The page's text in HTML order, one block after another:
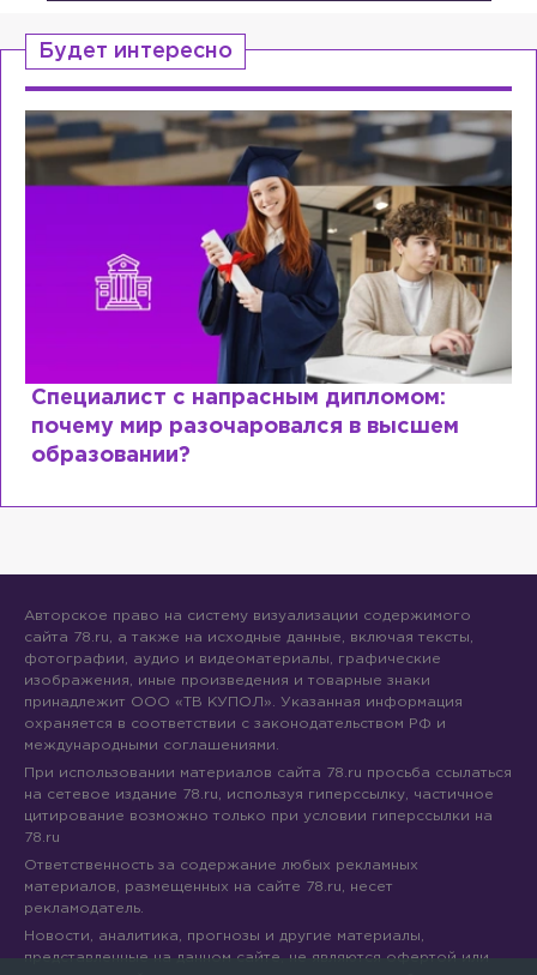
Будет интересно
Специалист с напрасным дипломом:
почему мир разочаровался в высшем
образовании?
Авторское право на систему визуализации содержимого
сайта 78.ru, а также на исходные данные, включая тексты,
фотографии, аудио и видеоматериалы, графические
изображения, иные произведения и товарные знаки
принадлежит ООО «ТВ КУПОЛ». Указанная информация
охраняется в соответствии с законодательством РФ и
международными соглашениями.
При использовании материалов сайта 78.ru просьба ссылаться
на сетевое издание 78.ru, используя гиперссылку, частичное
цитирование возможно только при условии гиперссылки на
78.ru
Ответственность за содержание любых рекламных
материалов, размещенных на сайте 78.ru, несет
рекламодатель.
Новости, аналитика, прогнозы и другие материалы,
представленные на данном сайте, не являются офертой или